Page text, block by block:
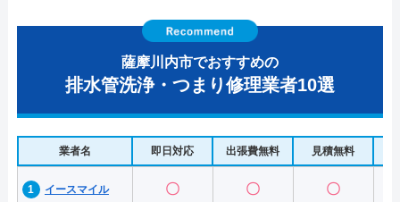
薩摩川内市でおすすめの
排水管洗浄・つまり修理業者10選
業者名 即日対応 出張費無料 見積無料
イースマイル 〇 〇 〇